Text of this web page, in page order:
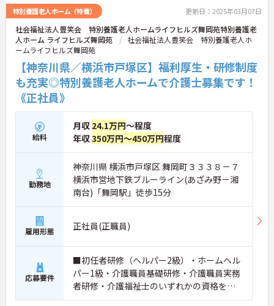
またマイカー通勤OK 無料駐車場完備なので、通勤
のストレスが少ないのも嬉しいポイントです。
ご興味ある方には、面接対策ポイントなど、さらに
詳細をお話しいたしますのでお気軽にご相談くださ
い。
特別養護老人ホーム（特養） 更新日：2025年03月07日
社会福祉法人豊笑会 特別養護老人ホームライフヒルズ舞岡苑特別養護老
人ホーム ライフヒルズ舞岡苑
社会福祉法人豊笑会 特別養護老人ホ
ームライフヒルズ舞岡苑
【神奈川県／横浜市戸塚区】福利厚生・研修制度
も充実◎特別養護老人ホームで介護士募集です！
《正社員》
給料
月収 24.1万円～程度
年収350万円～450万円程度
勤務地
神奈川県 横浜市戸塚区 舞岡町３３３８－７
横浜市営地下鉄ブルーライン(あざみ野－湘
南台)「舞岡駅」徒歩15分
雇用形態 正社員(正職員)
応募要件
■初任者研修（ヘルパー2級）・ホームヘル
パー1級・介護職員基礎研修・介護職員実務
者研修・介護福祉士のいずれかの資格をお
持ちの方